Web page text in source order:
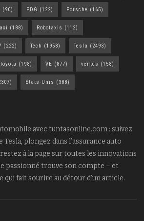
(90) PDG (122) Porsche (165)
(188) Robotaxis (112)
(222) Tech (1958) Tesla (2493)
Toyota (198) VE (877) ventes (158)
États-Unis (388)
avec tuntasonline.com : suivez
Tesla, plongez dans l’assurance auto
à la page sur toutes les innovations
passionné trouve son compte – et
qui fait sourire au détour d’un article.